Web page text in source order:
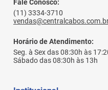
Fácil Instalação:
flexível de PVC na
instalação em
profissional.
Versatilidade:
cabeamento
Fale Conosco:
(11) 3334-3710
Horário de Atendimento:
Seg. à Sex das 08:30h às
Sábado das 08:30h às 13h